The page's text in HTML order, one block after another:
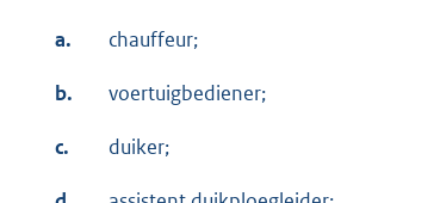
a. chauffeur;
b. voertuigbediener;
c. duiker;